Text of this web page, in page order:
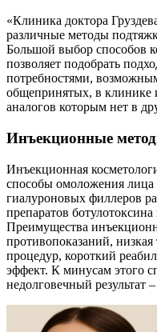
«Клиника доктора
различные методы
Большой выбор способов
позволяет подобрать
потребностями,
общепринятых, в клинике
аналогов которым нет в
Инъекционные
Инъекционная
способы омоложения лица
гиалуроновых филлеров
препаратов
Преимущества
противопоказаний, низкая
процедур, короткий
эффект. К минусам этого
недолговечный результат